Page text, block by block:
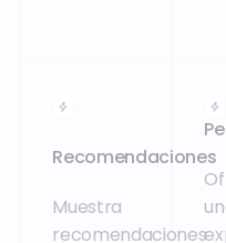
Recomendaciones
Muestra
recomendaciones